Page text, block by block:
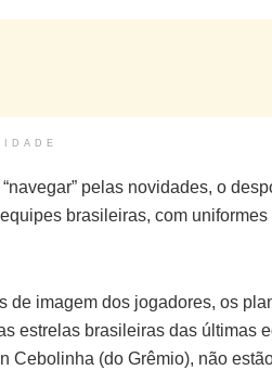
pelas novidades, o
brasileiras, com
de imagem dos jogadores, os
estrelas brasileiras das últimas
Cebolinha (do Grêmio), não